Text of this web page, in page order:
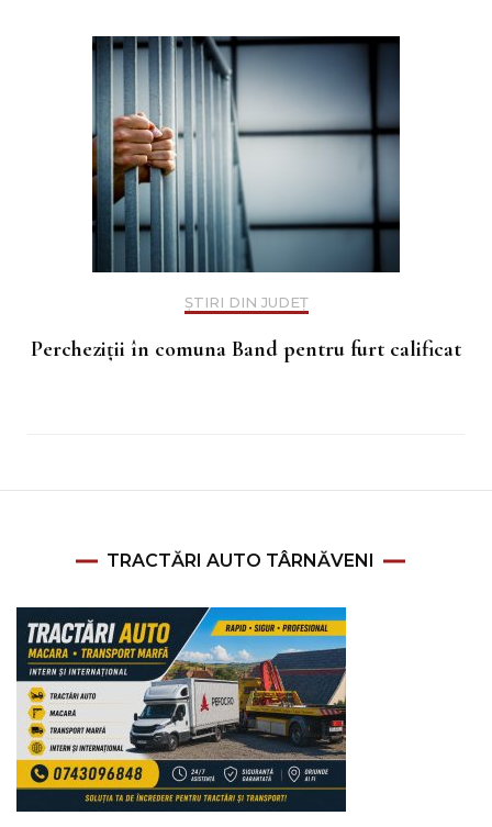
ȘTIRI DIN JUDEȚ
Percheziții în comuna Band pentru furt calificat
TRACTĂRI AUTO TÂRNĂVENI